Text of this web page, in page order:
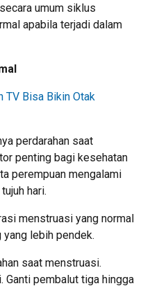
umum siklus
apabila terjadi dalam
TV Bisa Bikin Otak
perdarahan saat
penting bagi kesehatan
perempuan mengalami
hari.
menstruasi yang normal
yang lebih pendek.
saat menstruasi.
Ganti pembalut tiga hingga